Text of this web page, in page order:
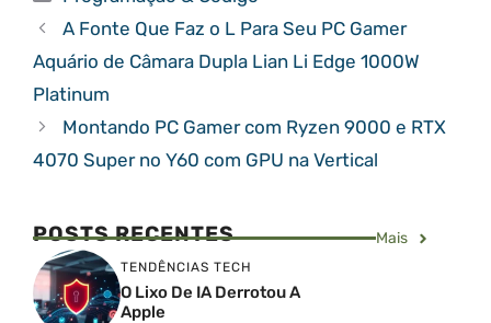
A Fonte Que Faz o L Para Seu PC Gamer
Aquário de Câmara Dupla Lian Li Edge 1000W
Platinum
Montando PC Gamer com Ryzen 9000 e RTX
4070 Super no Y60 com GPU na Vertical
POSTS RECENTES Mais
TENDÊNCIAS TECH
O Lixo De IA Derrotou A
Apple